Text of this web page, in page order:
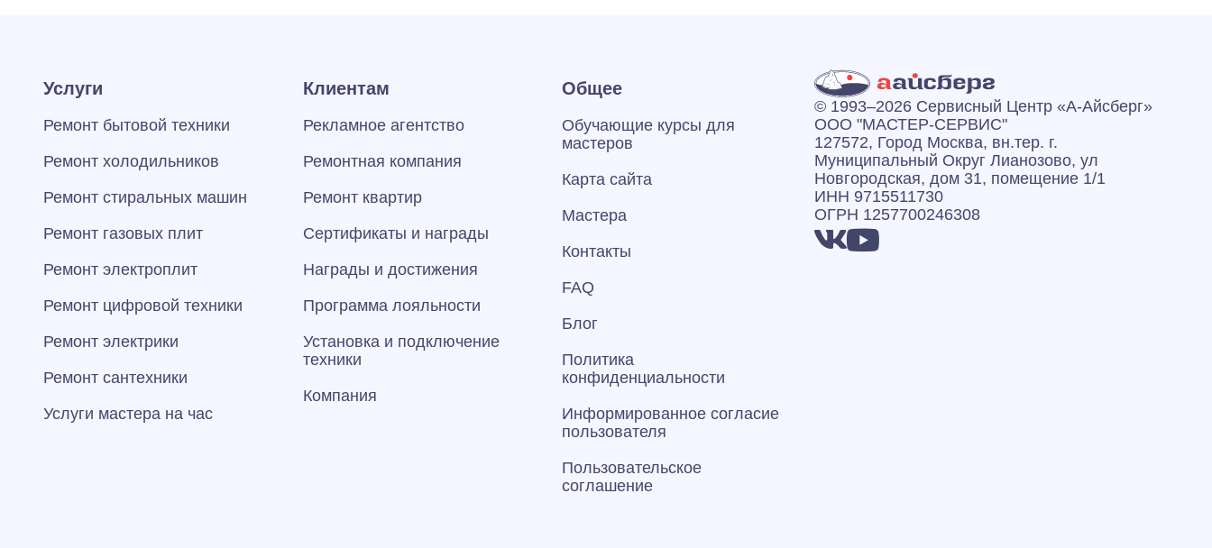
Услуги
Ремонт бытовой техники
Ремонт холодильников
Ремонт стиральных машин
Ремонт газовых плит
Ремонт электроплит
Ремонт цифровой техники
Ремонт электрики
Ремонт сантехники
Услуги мастера на час
Клиентам
Рекламное агентство
Ремонтная компания
Ремонт квартир
Сертификаты и награды
Награды и достижения
Программа лояльности
Установка и подключение
техники
Компания
Общее
Обучающие курсы для
мастеров
Карта сайта
Мастера
Контакты
FAQ
Блог
Политика
конфиденциальности
Информированное согласие
пользователя
Пользовательское
соглашение
© 1993–2026 Сервисный Центр «А‑Айсберг»
ООО "МАСТЕР-СЕРВИС"
127572, Город Москва, вн.тер. г.
Муниципальный Округ Лианозово, ул
Новгородская, дом 31, помещение 1/1
ИНН 9715511730
ОГРН 1257700246308